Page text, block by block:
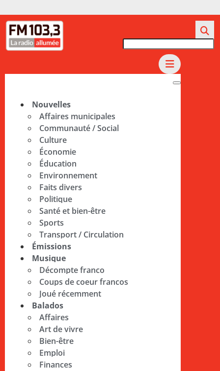
Nouvelles
Affaires municipales
Communauté / Social
Culture
Économie
Éducation
Environnement
Faits divers
Politique
Santé et bien-être
Sports
Transport / Circulation
Émissions
Musique
Décompte franco
Coups de coeur francos
Joué récemment
Balados
Affaires
Art de vivre
Bien-être
Emploi
Finances